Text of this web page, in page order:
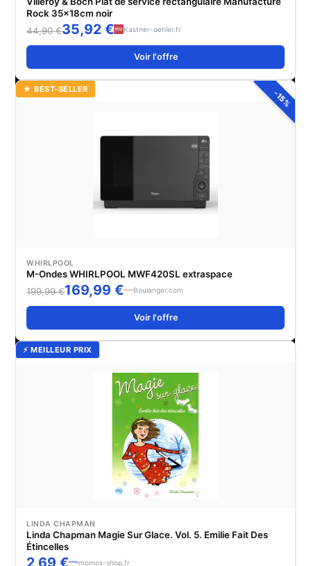
Rock 35x18cm noir
44,90 €35,92 € Kastner-oehler.fr
Voir l'offre
-15%
★ BEST-SELLER
WHIRLPOOL
M-Ondes WHIRLPOOL MWF420SL extraspace
199,99 €169,99 € Boulanger.com
Voir l'offre
⚡ MEILLEUR PRIX
LINDA CHAPMAN
Linda Chapman Magie Sur Glace. Vol. 5. Emilie Fait Des
Étincelles
2,69 € momox-shop.fr